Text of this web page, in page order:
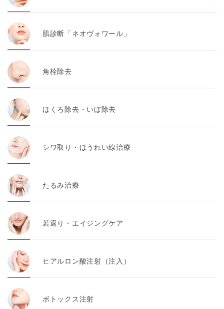
肌診断「ネオヴォワール」
角栓除去
ほくろ除去・いぼ除去
シワ取り・ほうれい線治療
たるみ治療
若返り・エイジングケア
ヒアルロン酸注射（注入）
ボトックス注射